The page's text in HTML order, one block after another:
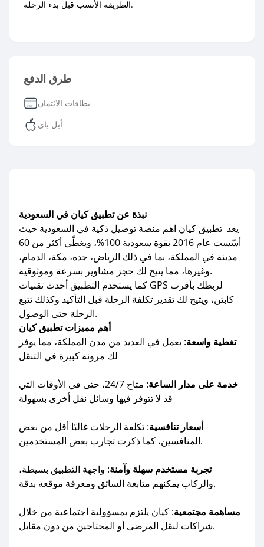
الطريقة الأنسب قبل بدء الرحلة.
طرق الدفع
بطاقات الائتمان
أبل باي
نبذة عن تطبيق كيان في السعودية
يعد تطبيق كيان اهم منصة توصيل ذكية في السعودية حيث
أسّست عام 2016 بقوة سعودية 100%، ويغطّي أكثر من 60
مدينة في المملكة، بما في ذلك الرياض، جدة، مكة، الدمام،
وغيرها، مما يتيح لك حجز مشاوير بسرعة وموثوقية.
كما يستخدم التطبيق أحدث تقنيات GPS لربطك بأقرب
كابتن، ويتيح لك تقدير تكلفة الرحلة قبل التأكيد وكذلك تتبع
الرحلة حتى الوصول.
أهم مميزات تطبيق كيان
تغطية واسعة: يعمل في العديد من مدن المملكة، مما يوفر
لك مرونة كبيرة في التنقل
خدمة على مدار الساعة
: متاح 24/7، حتى في الأوقات التي
قد لا تتوفر فيها وسائل نقل أخرى بسهولة
أسعار تنافسية: تكلفة الرحلات غالبًا أقل من بعض
المنافسين، كما ذكرت تجارب بعض المستخدمين.
تجربة مستخدم سهلة وآمنة: واجهة التطبيق بسيطة،
والركاب يمكنهم متابعة السائق ومعرفة موقعه بدقة.
مساهمة مجتمعية: كيان يلتزم بمسؤولية اجتماعية من خلال
شراكات لنقل المرضى أو المحتاجين من دون مقابل.